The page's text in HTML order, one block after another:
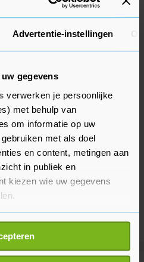
Advertentie-instellingen
gegevens
verwerken je persoonlijke
met behulp van
om informatie op uw
met als doel
en content, metingen aan
in publiek en
kiezen wie uw gegevens
ook graag:
over uw geografische
meter nauwkeurig kan zijn